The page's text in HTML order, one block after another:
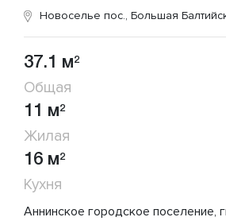
Новоселье пос., Большая
37.1 м2
Общая
11 м2
Жилая
16 м2
Кухня
Аннинское городское поселение,